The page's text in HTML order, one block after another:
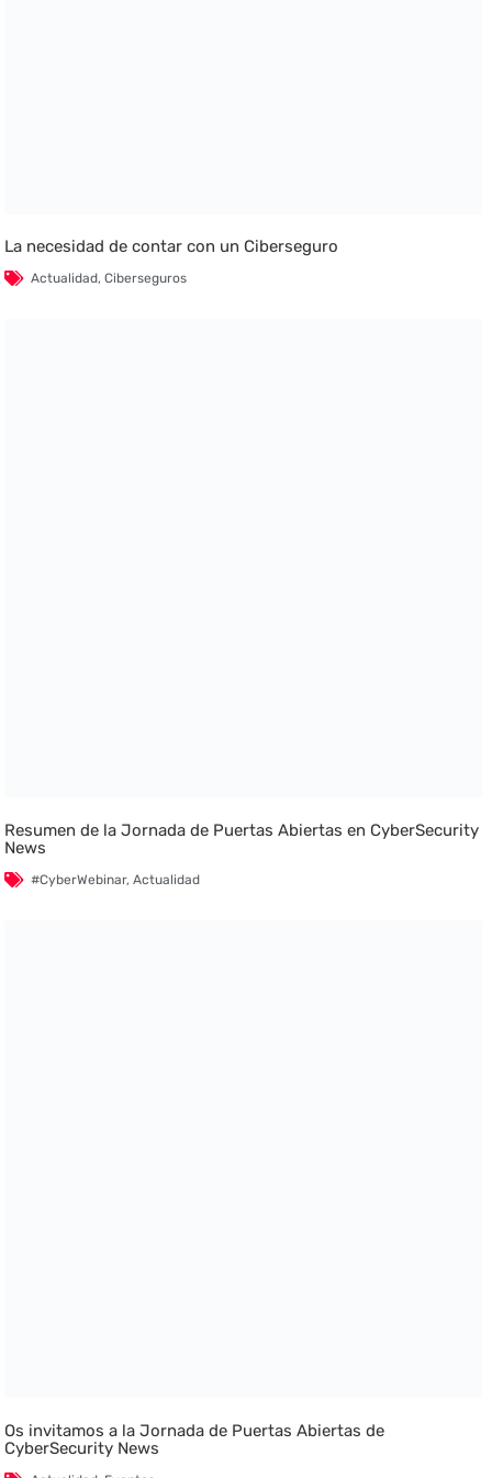
La necesidad de contar con un Ciberseguro
Actualidad,Ciberseguros
Resumen de la Jornada de Puertas Abiertas en CyberSecurity
News
#CyberWebinar,Actualidad
Os invitamos a la Jornada de Puertas Abiertas de
CyberSecurity News